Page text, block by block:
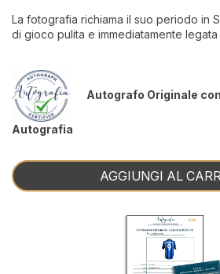
La fotografia richiama il suo periodo in
di gioco pulita e immediatamente legata
Autografo Originale
Autografia
AGGIUNGI AL